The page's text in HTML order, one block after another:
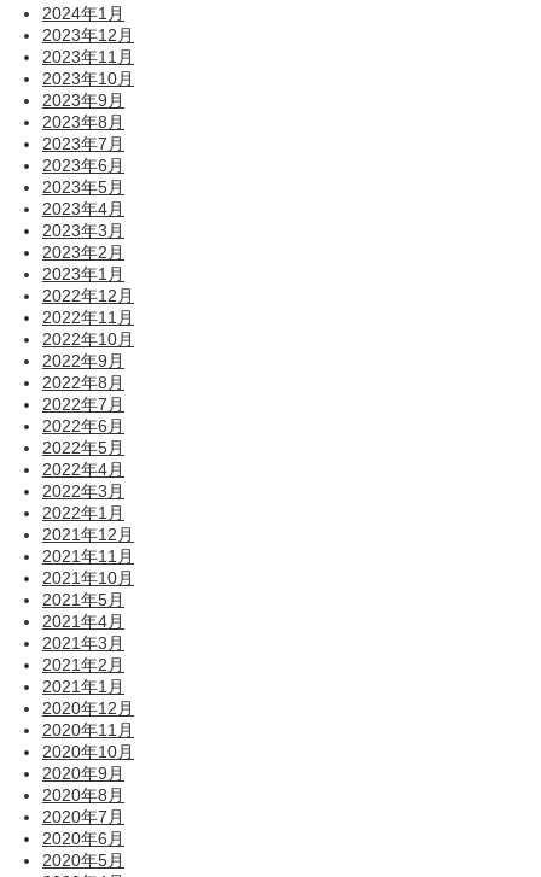
2024年1月
2023年12月
2023年11月
2023年10月
2023年9月
2023年8月
2023年7月
2023年6月
2023年5月
2023年4月
2023年3月
2023年2月
2023年1月
2022年12月
2022年11月
2022年10月
2022年9月
2022年8月
2022年7月
2022年6月
2022年5月
2022年4月
2022年3月
2022年1月
2021年12月
2021年11月
2021年10月
2021年5月
2021年4月
2021年3月
2021年2月
2021年1月
2020年12月
2020年11月
2020年10月
2020年9月
2020年8月
2020年7月
2020年6月
2020年5月